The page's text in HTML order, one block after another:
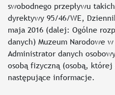
swobodnego przepływu
dyrektywy 95/46/WE,
maja 2016 (dalej: Ogólne
danych) Muzeum Narodowe
Administrator danych
osobą fizyczną (osobą,
następujące informacje.